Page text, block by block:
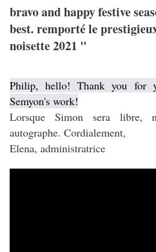
bravo and happy festive
best. remporté le
noisette 2021 "
Philip, hello! Thank you for
Semyon's work!
Lorsque Simon sera libre,
autographe. Cordialement,
Elena, administratrice